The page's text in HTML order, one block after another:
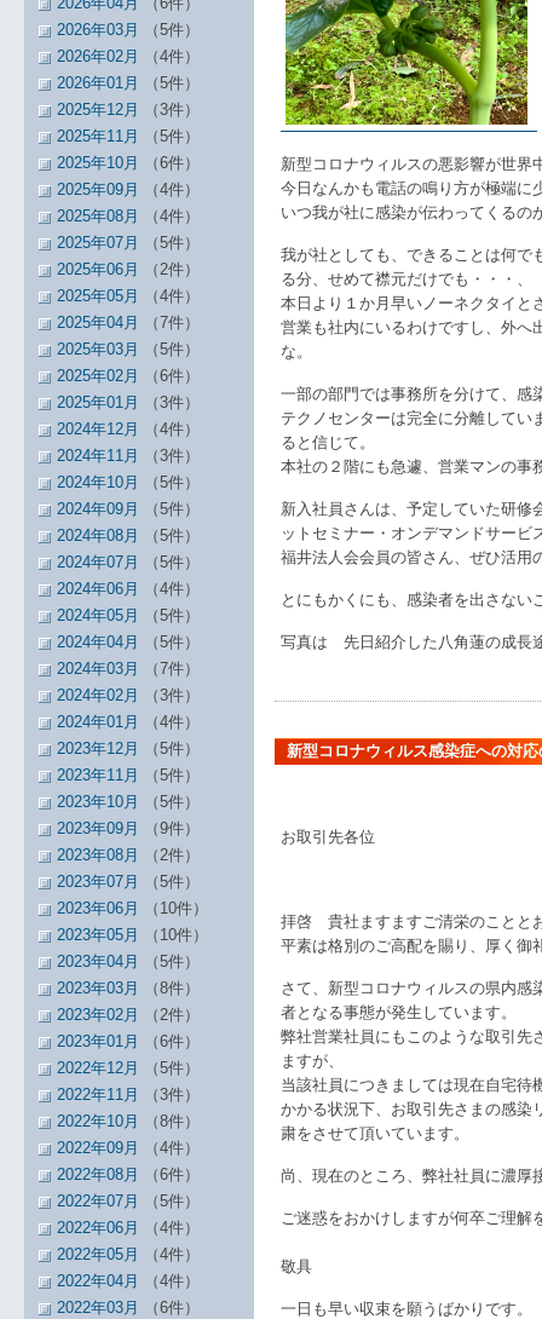
新型コロナウィルスの悪影響が世界
今日なんかも電話の鳴り方が極端に
いつ我が社に感染が伝わってくるの
我が社としても、できることは何で
る分、せめて襟元だけでも・・・、
本日より１か月早いノーネクタイと
営業も社内にいるわけですし、外へ
な。
一部の部門では事務所を分けて、感
テクノセンターは完全に分離してい
ると信じて。
本社の２階にも急遽、営業マンの事
新入社員さんは、予定していた研修
ットセミナー・オンデマンドサー
福井法人会会員の皆さん、ぜひ活用
とにもかくにも、感染者を出さない
写真は 先日紹介した八角蓮の成長
新型コロナウィルス感染症への対
お取引先各位
拝啓 貴社ますますご清栄のことと
平素は格別のご高配を賜り、厚く御
さて、新型コロナウィルスの県内感
者となる事態が発生しています。
弊社営業社員にもこのような取引先
ますが、
当該社員につきましては現在自宅待
かかる状況下、お取引先さまの感染
粛をさせて頂いています。
尚、現在のところ、弊社社員に濃厚
ご迷惑をおかけしますが何卒ご理解
敬具
一日も早い収束を願うばかりです。
2026年03月
（5件）
2026年02月
（4件）
2026年01月
（5件）
2025年12月
（3件）
2025年11月
（5件）
2025年10月
（6件）
2025年09月
（4件）
2025年08月
（4件）
2025年07月
（5件）
2025年06月
（2件）
2025年05月
（4件）
2025年04月
（7件）
2025年03月
（5件）
2025年02月
（6件）
2025年01月
（3件）
2024年12月
（4件）
2024年11月
（3件）
2024年10月
（5件）
2024年09月
（5件）
2024年08月
（5件）
2024年07月
（5件）
2024年06月
（4件）
2024年05月
（5件）
2024年04月
（5件）
2024年03月
（7件）
2024年02月
（3件）
2024年01月
（4件）
2023年12月
（5件）
2023年11月
（5件）
2023年10月
（5件）
2023年09月
（9件）
2023年08月
（2件）
2023年07月
（5件）
2023年06月
（10件）
2023年05月
（10件）
2023年04月
（5件）
2023年03月
（8件）
2023年02月
（2件）
2023年01月
（6件）
2022年12月
（5件）
2022年11月
（3件）
2022年10月
（8件）
2022年09月
（4件）
2022年08月
（6件）
2022年07月
（5件）
2022年06月
（4件）
2022年05月
（4件）
2022年04月
（4件）
2022年03月
（6件）